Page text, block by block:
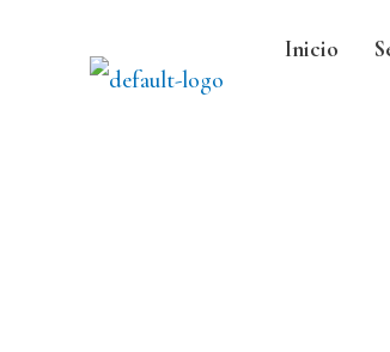
Inicio